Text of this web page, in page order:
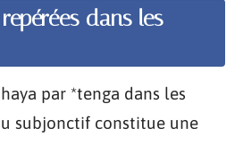
dans les
par *tenga dans les
subjonctif constitue une